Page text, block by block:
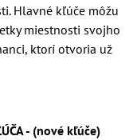
Hlavné kľúče môžu
miestnosti svojho
ktorí otvoria už
- (nové kľúče)